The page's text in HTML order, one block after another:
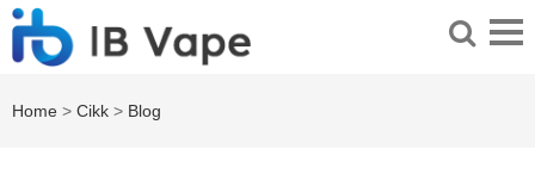
Home > Cikk > Blog